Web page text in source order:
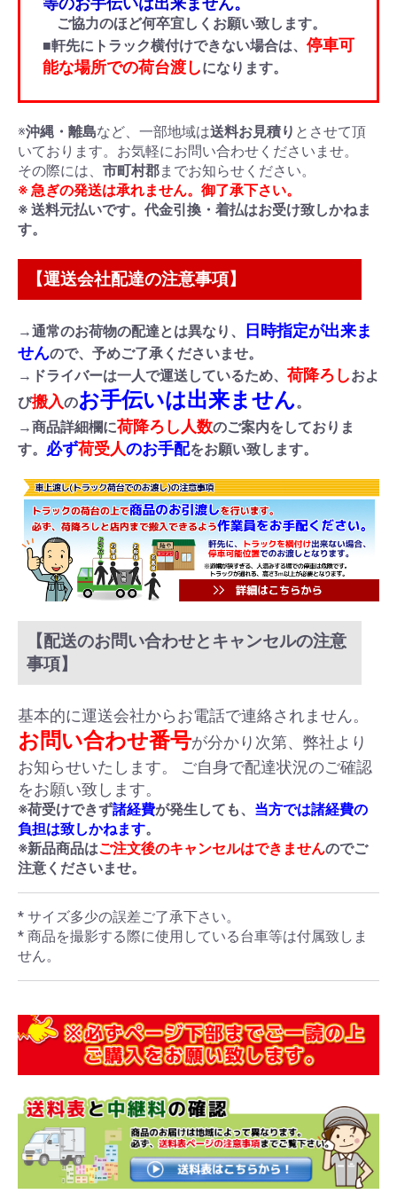
ご協力のほど何卒宜しくお願い致します。
■軒先にトラック横付けできない場合は、 停車可
能な場所での荷台渡しになります。
※沖縄・離島など、一部地域は送料お見積り とさせて頂
いております。お気軽にお問い合わせくださいませ。
その際には、 市町村郡までお知らせください。
※ 急ぎの発送は承れません。御了承下さい。
※ 送料元払いです。代金引換・着払はお受け致しかねま
す。
【運送会社配達の注意事項】
→通常のお荷物の配達とは異なり、
日時指定が出来ま
せんので、予めご了承くださいませ。
→ドライバーは一人で運送しているため、 荷降ろしおよ
び搬入のお手伝いは出来ません。
→商品詳細欄に荷降ろし人数のご案内をしておりま
す。 必ず荷受人のお手配をお願い致します。
【配送のお問い合わせとキャンセルの注意
事項】
基本的に運送会社からお電話で連絡されません。
お問い合わせ番号が分かり次第、弊社より
お知らせいたします。 ご自身で配達状況のご確認
をお願い致します。
※荷受けできず諸経費が発生しても、 当方では諸経費の
負担は致しかねます。
※新品商品はご注文後のキャンセルはできませんのでご
注意くださいませ。
* サイズ多少の誤差ご了承下さい。
* 商品を撮影する際に使用している台車等は付属致しま
せん。